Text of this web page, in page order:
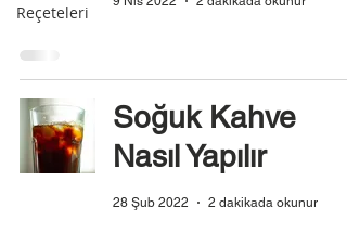
Reçeteleri
Soğuk Kahve
Nasıl Yapılır
28 Şub 2022 2 dakikada okunur